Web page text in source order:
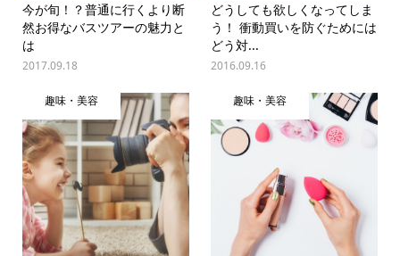
今が旬！？普通に行くより断
然お得なバスツアーの魅力と
は
2017.09.18
どうしても欲しくなってしま
う！ 衝動買いを防ぐためには
どう対...
2016.09.16
趣味・美容 趣味・美容